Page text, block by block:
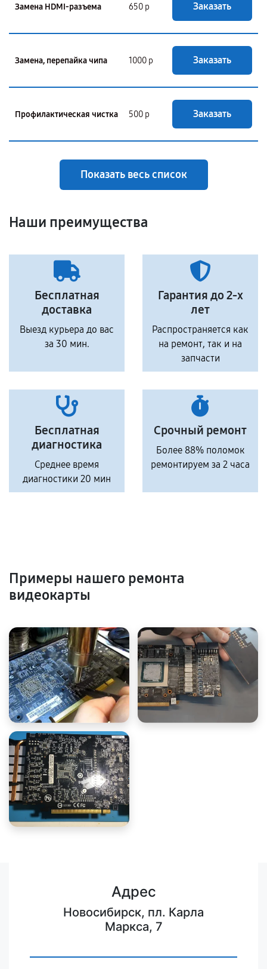
Замена HDMI-разъема 650 р Заказать
Замена, перепайка чипа 1000 р Заказать
Профилактическая чистка 500 р Заказать
Показать весь список
Наши преимущества
Бесплатная
доставка
Выезд курьера до вас
за 30 мин.
Гарантия до 2-х
лет
Распространяется как
на ремонт, так и на
запчасти
Бесплатная
диагностика
Среднее время
диагностики 20 мин
Срочный ремонт
Более 88% поломок
ремонтируем за 2 часа
Примеры нашего ремонта
видеокарты
Адрес
Новосибирск, пл. Карла
Маркса, 7